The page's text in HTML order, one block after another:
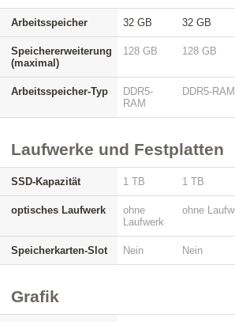
Arbeitsspeicher 32 GB 32 GB
Speichererweiterung
(maximal)
128 GB 128 GB
Arbeitsspeicher-Typ
DDR5-
RAM
DDR5-RAM
Laufwerke und Festplatten
SSD-Kapazität 1 TB 1 TB
optisches Laufwerk
ohne
Laufwerk
ohne
Speicherkarten-Slot Nein Nein
Grafik